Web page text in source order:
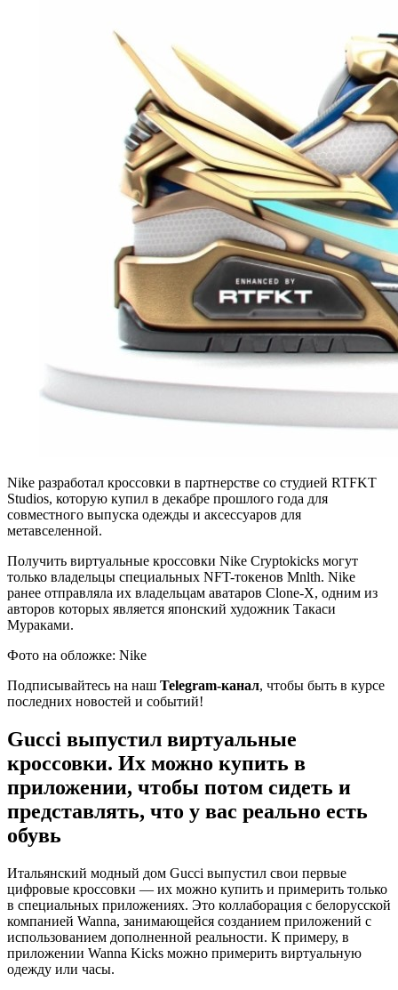
Nike разработал кроссовки в партнерстве со студией RTFKT
Studios, которую купил в декабре прошлого года для
совместного выпуска одежды и аксессуаров для
метавселенной.
Получить виртуальные кроссовки Nike Cryptokicks могут
только владельцы специальных NFT-токенов Mnlth. Nike
ранее отправляла их владельцам аватаров Clone-X, одним из
авторов которых является японский художник Такаси
Мураками.
Фото на обложке: Nike
Подписывайтесь на наш Telegram-канал, чтобы быть в курсе
последних новостей и событий!
Gucci выпустил виртуальные
кроссовки. Их можно купить в
приложении, чтобы потом сидеть и
представлять, что у вас реально есть
обувь
Итальянский модный дом Gucci выпустил свои первые
цифровые кроссовки — их можно купить и примерить только
в специальных приложениях. Это коллаборация с белорусской
компанией Wanna, занимающейся созданием приложений с
использованием дополненной реальности. К примеру, в
приложении Wanna Kicks можно примерить виртуальную
одежду или часы.